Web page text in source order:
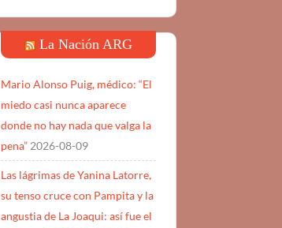
La Nación ARG
Mario Alonso Puig, médico: “El
miedo casi nunca aparece
donde no hay nada que valga la
pena” 2026-08-09
Las lágrimas de Yanina Latorre,
su tenso cruce con Pampita y la
angustia de La Joaqui: así fue el